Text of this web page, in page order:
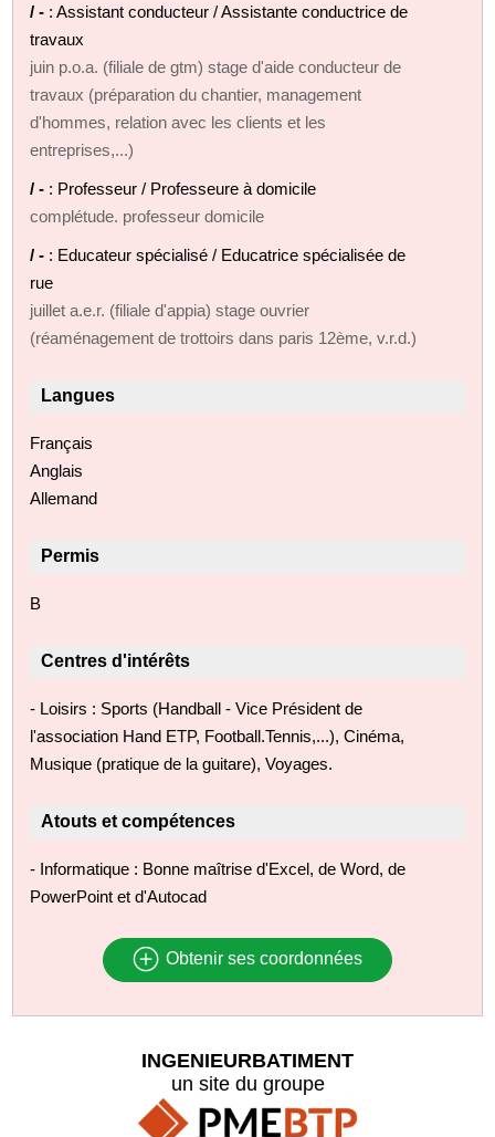
/ - : Assistant conducteur / Assistante conductrice de
travaux
juin p.o.a. (filiale de gtm) stage d'aide conducteur de
travaux (préparation du chantier, management
d'hommes, relation avec les clients et les
entreprises,...)
/ - : Professeur / Professeure à domicile
complétude. professeur domicile
/ - : Educateur spécialisé / Educatrice spécialisée de
rue
juillet a.e.r. (filiale d'appia) stage ouvrier
(réaménagement de trottoirs dans paris 12ème, v.r.d.)
Langues
Français
Anglais
Allemand
Permis
B
Centres d'intérêts
- Loisirs : Sports (Handball - Vice Président de
l'association Hand ETP, Football.Tennis,...), Cinéma,
Musique (pratique de la guitare), Voyages.
Atouts et compétences
- Informatique : Bonne maîtrise d'Excel, de Word, de
PowerPoint et d'Autocad
Obtenir ses coordonnées
INGENIEURBATIMENT
un site du groupe